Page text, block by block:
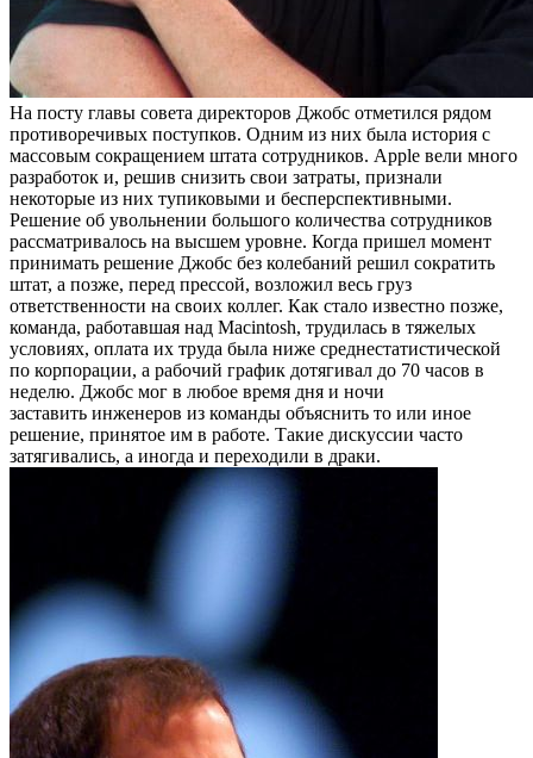
На посту главы совета директоров Джобс отметился рядом
противоречивых поступков. Одним из них была история с
массовым сокращением штата сотрудников. Apple вели много
разработок и, решив снизить свои затраты, признали
некоторые из них тупиковыми и бесперспективными.
Решение об увольнении большого количества сотрудников
рассматривалось на высшем уровне. Когда пришел момент
принимать решение Джобс без колебаний решил сократить
штат, а позже, перед прессой, возложил весь груз
ответственности на своих коллег. Как стало известно позже,
команда, работавшая над Macintosh, трудилась в тяжелых
условиях, оплата их труда была ниже среднестатистической
по корпорации, а рабочий график дотягивал до 70 часов в
неделю. Джобс мог в любое время дня и ночи
заставить инженеров из команды объяснить то или иное
решение, принятое им в работе. Такие дискуссии часто
затягивались, а иногда и переходили в драки.